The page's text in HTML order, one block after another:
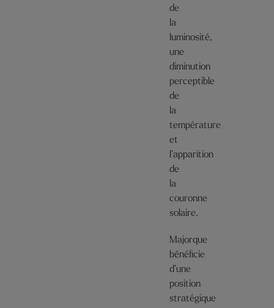
de
la
luminosité,
une
diminution
perceptible
de
la
température
et
l’apparition
de
la
couronne
solaire.
Majorque
bénéficie
d’une
position
stratégique